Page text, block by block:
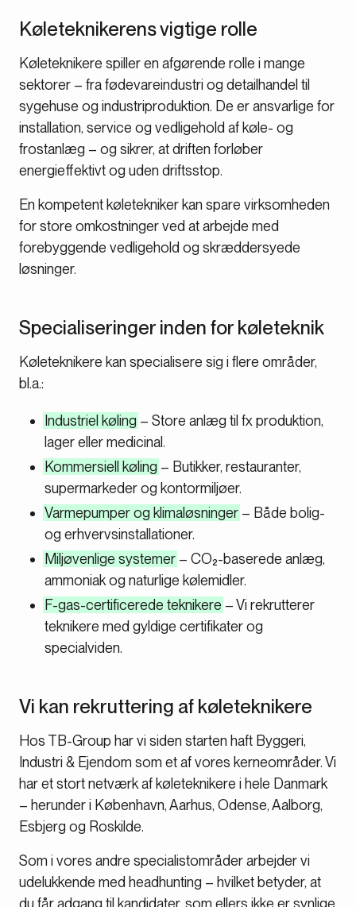
Køleteknikerens vigtige rolle
Køleteknikere spiller en afgørende rolle i mange
sektorer – fra fødevareindustri og detailhandel til
sygehuse og industriproduktion. De er ansvarlige for
installation, service og vedligehold af køle- og
frostanlæg – og sikrer, at driften forløber
energieffektivt og uden driftsstop.
En kompetent køletekniker kan spare virksomheden
for store omkostninger ved at arbejde med
forebyggende vedligehold og skræddersyede
løsninger.
Specialiseringer inden for køleteknik
Køleteknikere kan specialisere sig i flere områder,
bl.a.:
Industriel køling – Store anlæg til fx produktion,
lager eller medicinal.
Kommersiell køling – Butikker, restauranter,
supermarkeder og kontormiljøer.
Varmepumper og klimaløsninger – Både bolig-
og erhvervsinstallationer.
Miljøvenlige systemer – CO₂-baserede anlæg,
ammoniak og naturlige kølemidler.
F-gas-certificerede teknikere – Vi rekrutterer
teknikere med gyldige certifikater og
specialviden.
Vi kan rekruttering af køleteknikere
Hos TB-Group har vi siden starten haft Byggeri,
Industri & Ejendom som et af vores kerneområder. Vi
har et stort netværk af køleteknikere i hele Danmark
– herunder i København, Aarhus, Odense, Aalborg,
Esbjerg og Roskilde.
Som i vores andre specialistområder arbejder vi
udelukkende med headhunting – hvilket betyder, at
du får adgang til kandidater, som ellers ikke er synlige